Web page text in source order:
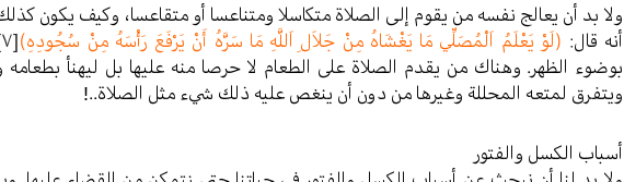
ولا بد أن يعالج نفسه من يقوم إلى الصلاة متكاسلا ومتناعسا أو متقاعسا، وكيف يكون
أنه قال: (لَوْ يَعْلَمُ اَلْمُصَلِّي مَا يَغْشَاهُ مِنْ جَلاَلِ اَللَّهِ مَا سَرَّهُ أَنْ يَرْفَعَ رَأْسَهُ مِنْ سُجُودِهِ)[٧]
بوضوء الظهر. وهناك من يقدم الصلاة على الطعام لا حرصا منه عليها بل ليهنأ
ويتفرق لمتعه المحللة وغيرها من دون أن ينغص عليه ذلك شيء مثل الصلاة..!
أسباب الكسل والفتور